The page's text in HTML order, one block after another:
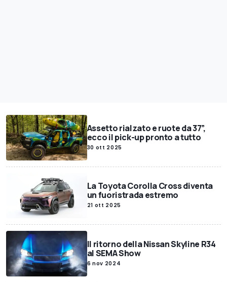
Assetto rialzato e ruote da 37”,
ecco il pick-up pronto a tutto
30 ott 2025
La Toyota Corolla Cross diventa
un fuoristrada estremo
21 ott 2025
Il ritorno della Nissan Skyline R34
al SEMA Show
6 nov 2024